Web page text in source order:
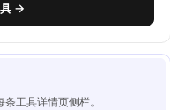
→
工具详情页侧栏。